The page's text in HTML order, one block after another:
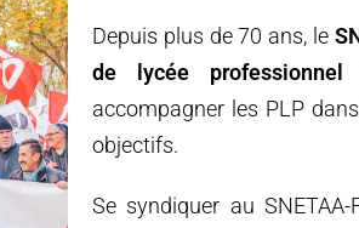
Depuis plus de 70 ans, le
de lycée professionnel
accompagner les PLP
objectifs.
Se syndiquer au SNETAA-